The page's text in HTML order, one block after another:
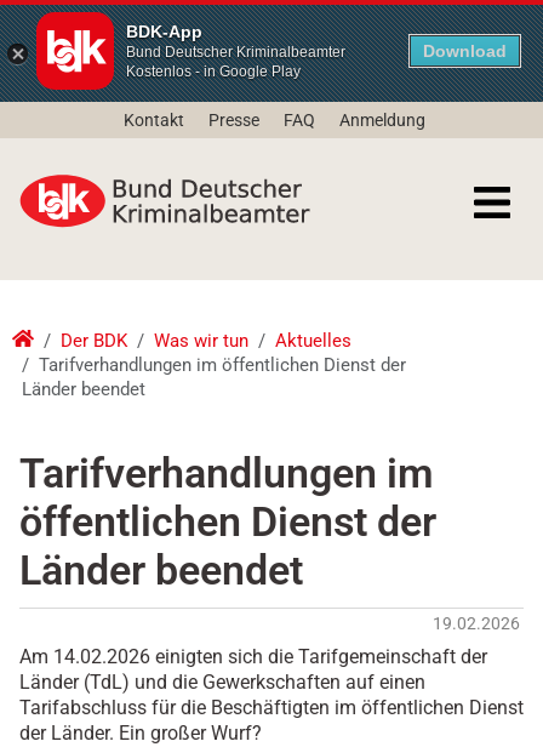
BDK-App
Bund Deutscher Kriminalbeamter
Kostenlos - in Google Play
Download
Kontakt Presse FAQ Anmeldung
Der BDK Was wir tun
Aktuelles
Tarifverhandlungen im öffentlichen Dienst der
Länder beendet
Tarifverhandlungen im
öffentlichen Dienst der
Länder beendet
19.02.2026
Am 14.02.2026 einigten sich die Tarifgemeinschaft der
Länder (TdL) und die Gewerkschaften auf einen
Tarifabschluss für die Beschäftigten im öffentlichen Dienst
der Länder. Ein großer Wurf?